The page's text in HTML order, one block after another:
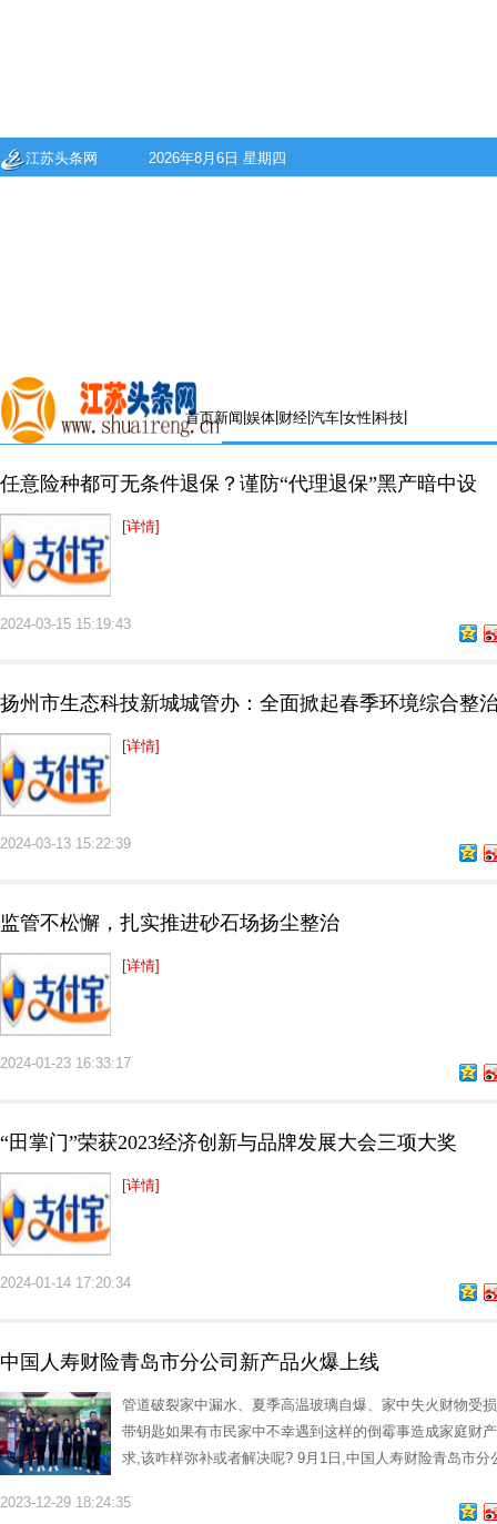
江苏头条网 2026年8月6日 星期四
首页新闻 娱体 财经 汽车 女性 科技
任意险种都可无条件退保？谨防“代理退保”黑产暗中设
[详情]
2024-03-15 15:19:43
扬州市生态科技新城城管办：全面掀起春季环境综合整
[详情]
2024-03-13 15:22:39
监管不松懈，扎实推进砂石场扬尘整治
[详情]
2024-01-23 16:33:17
“田掌门”荣获2023经济创新与品牌发展大会三项大奖
[详情]
2024-01-14 17:20:34
中国人寿财险青岛市分公司新产品火爆上线
管道破裂家中漏水、夏季高温玻璃自爆、家中失火财物受
带钥匙如果有市民家中不幸遇到这样的倒霉事造成家庭财
求,该咋样弥补或者解决呢? 9月1日,中国人寿财险青岛市分
2023-12-29 18:24:35